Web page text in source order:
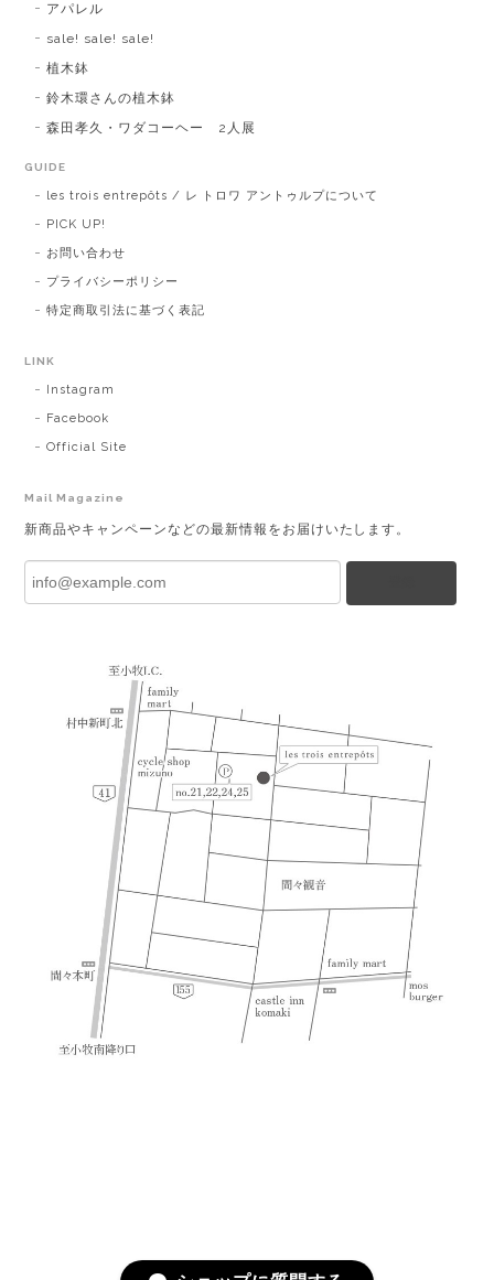
アパレル
sale! sale! sale!
植木鉢
鈴木環さんの植木鉢
森田孝久・ワダコーヘー 2人展
GUIDE
les trois entrepôts / レ トロワ アントゥルプについて
PICK UP!
お問い合わせ
プライバシーポリシー
特定商取引法に基づく表記
LINK
Instagram
Facebook
Official Site
Mail Magazine
新商品やキャンペーンなどの最新情報をお届けいたします。